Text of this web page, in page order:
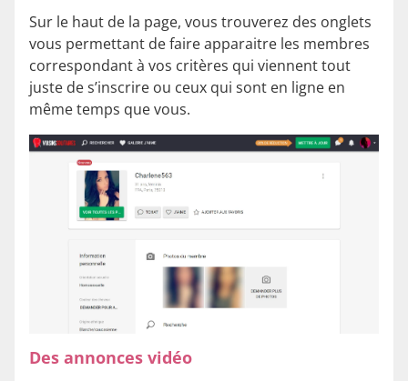
Sur le haut de la page, vous trouverez des onglets
vous permettant de faire apparaitre les membres
correspondant à vos critères qui viennent tout
juste de s’inscrire ou ceux qui sont en ligne en
même temps que vous.
Des annonces vidéo